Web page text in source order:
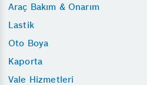
Araç Bakım & Onarım
Lastik
Oto Boya
Kaporta
Vale Hizmetleri